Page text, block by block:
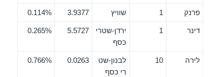
פרנק 1 שוויץ 3.9377
0.114%
דינר 1
ירדן-שטרי
כסף
5.5727
0.265%
לירה 10
לבנון-שט
רי כסף
0.0263
0.766%